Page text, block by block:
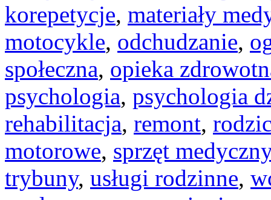
korepetycje, materiały
motocykle, odchudzanie,
społeczna, opieka
psychologia, psychologia
rehabilitacja, remont,
motorowe, sprzęt medyczny
trybuny, usługi rodzinne,